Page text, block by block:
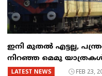
ഇനി മുതൽ എട്ടല്ല,
നിറഞ്ഞ മെമു
LATEST NEWS FEB 23,